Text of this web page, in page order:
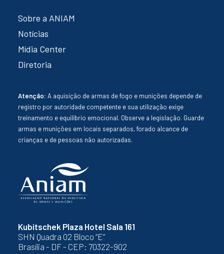
Kubitschek Plaza Hotel Sala 161
SHN Quadra 02 Bloco “E”
Brasília - DF - CEP: 70322-902
Sobre a ANIAM
Notícias
Mídia Center
Diretoria
Atenção: A aquisição de armas de fogo e munições depende de
registro por autoridade competente e sua utilização exige
treinamento e equilíbrio emocional. Observe a legislação. Guarde
armas e munições em locais separados, forado alcance de
crianças e de pessoas não autorizadas.